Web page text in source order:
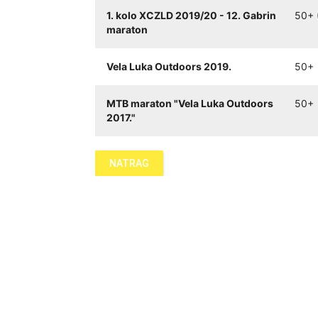
1. kolo XCZLD 2019/20 - 12. Gabrin
maraton
50+
Vela Luka Outdoors 2019. 50+
MTB maraton "Vela Luka Outdoors
2017."
50+
NATRAG